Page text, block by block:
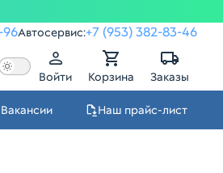
96Автосервис:+7 (953) 382-83-46
Войти Корзина Заказы
Вакансии Наш прайс-лист